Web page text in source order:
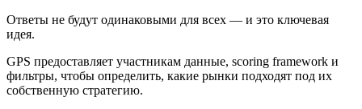
Ответы не будут одинаковыми для всех — и это ключевая
идея.
GPS предоставляет участникам данные, scoring framework и
фильтры, чтобы определить, какие рынки подходят под их
собственную стратегию.